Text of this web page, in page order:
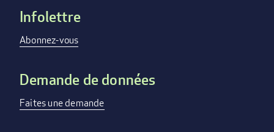
Footer
menu
Infolettre
Abonnez-vous
Demande de données
Faites une demande